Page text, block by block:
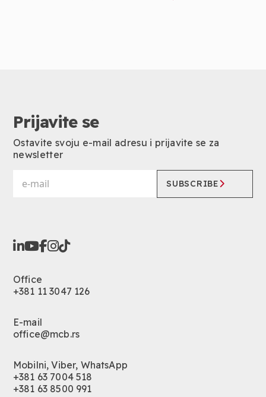
Prijavite se
Ostavite svoju e-mail adresu i prijavite se za
newsletter
SUBSCRIBE
Office
+381 11 3047 126
E-mail
office@mcb.rs
Mobilni, Viber, WhatsApp
+381 63 7004 518
+381 63 8500 991